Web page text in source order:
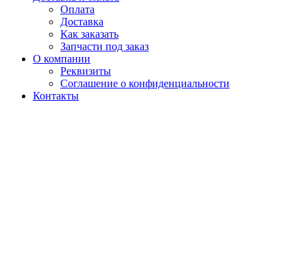
Оплата
Доставка
Как заказать
Запчасти под заказ
О компании
Реквизиты
Соглашение о конфиденциальности
Контакты